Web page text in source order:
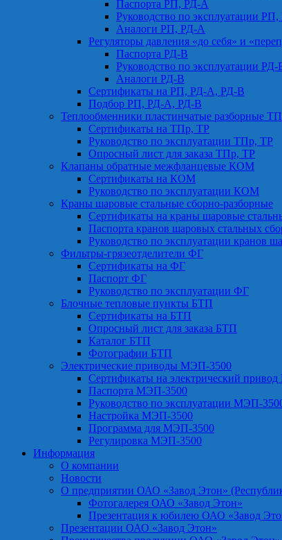
Паспорта РП, РД-А
Руководство по эксплуатации
Аналоги РП, РД-А
Регуляторы давления «до себя» и
Паспорта РД-В
Руководство по эксплуатации РД-
Аналоги РД-В
Сертификаты на РП, РД-А, РД-В
Подбор РП, РД-А, РД-В
Теплообменники пластинчатые разборные
Сертификаты на ТПр, ТР
Руководство по эксплуатации ТПр, ТР
Опросный лист для заказа ТПр, ТР
Клапаны обратные межфланцевые КОМ
Сертификаты на КОМ
Руководство по эксплуатации КОМ
Краны шаровые стальные сборно-разборные
Сертификаты на краны шаровые
Паспорта кранов шаровых стальных
Руководство по эксплуатации кранов
Фильтры-грязеотделители ФГ
Сертификаты на ФГ
Паспорт ФГ
Руководство по эксплуатации ФГ
Блочные тепловые пункты БТП
Сертификаты на БТП
Опросный лист для заказа БТП
Каталог БТП
Фотографии БТП
Электрические приводы МЭП-3500
Сертификаты на электрический
Паспорта МЭП-3500
Руководство по эксплуатации МЭП-
Настройка МЭП-3500
Программа для МЭП-3500
Регулировка МЭП-3500
Информация
О компании
Новости
О предприятии ОАО «Завод Этон»
Фотогалерея ОАО «Завод Этон»
Презентация к юбилею ОАО «Завод
Презентации ОАО «Завод Этон»